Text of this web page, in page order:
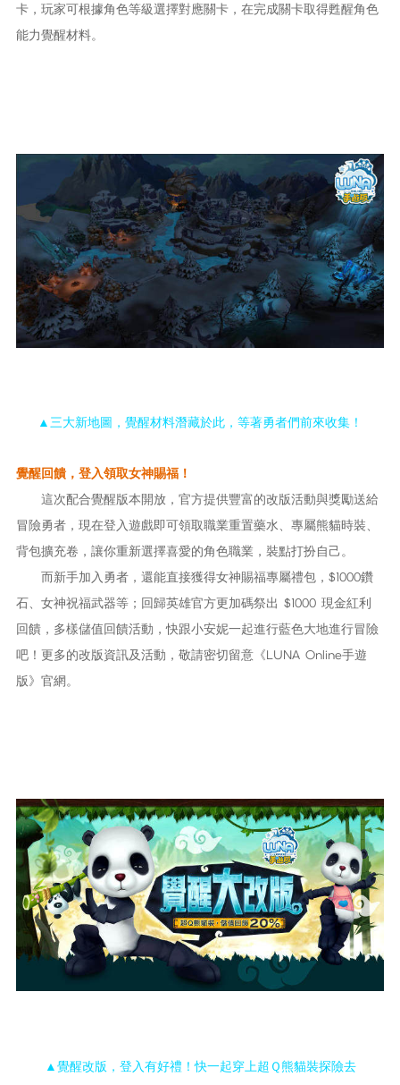
卡，玩家可根據角色等級選擇對應關卡，在完成關卡取得甦醒角色
能力覺醒材料。
▲三大新地圖，覺醒材料潛藏於此，等著勇者們前來收集！
覺醒回饋，登入領取女神賜福！
這次配合覺醒版本開放，官方提供豐富的改版活動與獎勵送給
冒險勇者，現在登入遊戲即可領取職業重置藥水、專屬熊貓時裝、
背包擴充卷，讓你重新選擇喜愛的角色職業，裝點打扮自己。
而新手加入勇者，還能直接獲得女神賜福專屬禮包，$1000鑽
石、女神祝福武器等；回歸英雄官方更加碼祭出 $1000 現金紅利
回饋，多樣儲值回饋活動，快跟小安妮一起進行藍色大地進行冒險
吧！更多的改版資訊及活動，敬請密切留意《LUNA Online手遊
版》官網。
▲覺醒改版，登入有好禮！快一起穿上超Ｑ熊貓裝探險去